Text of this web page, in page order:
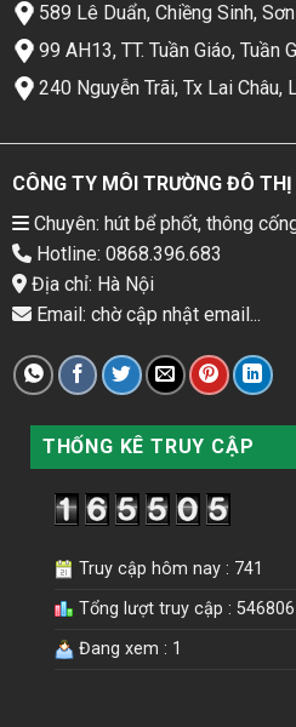
589 Lê Duẩn, Chiềng Sinh,
99 AH13, TT. Tuần Giáo, Tuần
240 Nguyễn Trãi, Tx Lai Châu,
CÔNG TY MÔI TRƯỜNG ĐÔ
Chuyên: hút bể phốt, thông
Hotline: 0868.396.683
Địa chỉ: Hà Nội
Email: chờ cập nhật email...
THỐNG KÊ TRUY CẬP
Truy cập hôm nay : 741
Tổng lượt truy cập : 546806
Đang xem : 1